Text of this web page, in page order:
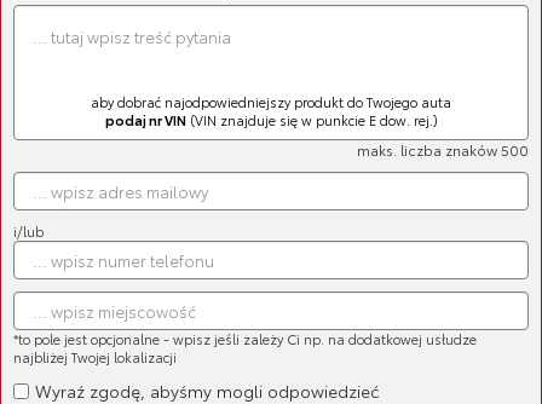
Cena brutto:
617,46 zł
maks. liczba znaków 500
aby dobrać najodpowiedniejszy produkt do Twojego auta
podaj nr VIN(VIN znajduje się w punkcie E dow. rej.)
i/lub
*to pole jest opcjonalne - wpisz jeśli zależy Ci np. na dodatkowej usłudze
najbliżej Twojej lokalizacji
Wyraź zgodę, abyśmy mogli odpowiedzieć